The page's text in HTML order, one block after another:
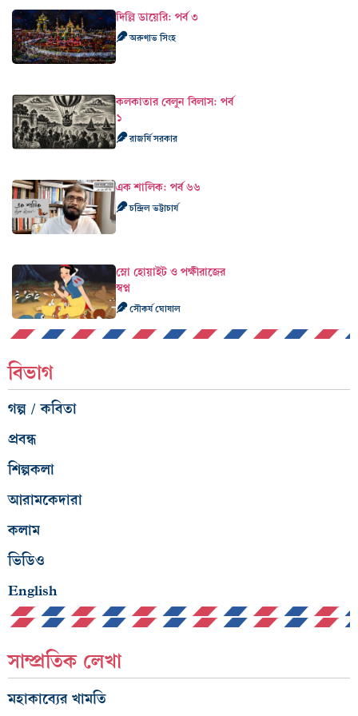
দিল্লি ডায়েরি: পর্ব ৩
অরুণাভ সিংহ
কলকাতার বেলুন বিলাস: পর্ব
১
রাজর্ষি সরকার
এক শালিক: পর্ব ৬৬
চন্দ্রিল ভট্টাচার্য
স্নো হোয়াইট ও পক্ষীরাজের
স্বপ্ন
সৌকর্য ঘোষাল
বিভাগ
গল্প / কবিতা
প্রবন্ধ
শিল্পকলা
আরামকেদারা
কলাম
ভিডিও
English
সাম্প্রতিক লেখা
মহাকাব্যের খামতি